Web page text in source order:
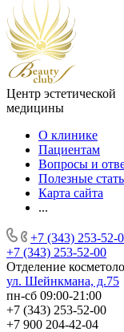
Центр эстетической
медицины
О клинике
Пациентам
Вопросы и
Полезные
Карта сайта
...
+7 (343) 253-52-
+7 (343) 253-52-00
Отделение
ул. Шейнкмана, д.75
пн-сб 09:00-21:00
+7 (343) 253-52-00
+7 900 204-42-04